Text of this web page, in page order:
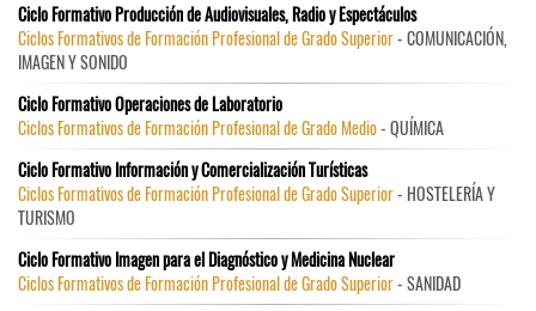
Ciclo Formativo Producción de Audiovisuales, Radio y Espectáculos
Ciclos Formativos de Formación Profesional de Grado Superior- COMUNICACIÓN,
IMAGEN Y SONIDO
Ciclo Formativo Operaciones de Laboratorio
Ciclos Formativos de Formación Profesional de Grado Medio- QUÍMICA
Ciclo Formativo Información y Comercialización Turísticas
Ciclos Formativos de Formación Profesional de Grado Superior- HOSTELERÍA Y
TURISMO
Ciclo Formativo Imagen para el Diagnóstico y Medicina Nuclear
Ciclos Formativos de Formación Profesional de Grado Superior- SANIDAD